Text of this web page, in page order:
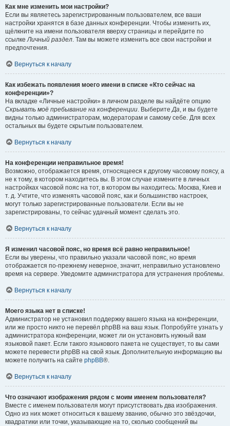
Как мне изменить мои настройки?
Если вы являетесь зарегистрированным пользователем, все ваши
настройки хранятся в базе данных конференции. Чтобы изменить их,
щёлкните на имени пользователя вверху страницы и перейдите по
ссылкеЛичный раздел. Там вы можете изменить все свои настройки и
предпочтения.
Вернуться к началу
Как избежать появления моего имени в списке «Кто сейчас на
конференции»?
На вкладке «Личные настройки» в личном разделе вы найдёте опцию
Скрывать моё пребывание на конференции. ВыберитеДа, и вы будете
видны только администраторам, модераторам и самому себе. Для всех
остальных вы будете скрытым пользователем.
Вернуться к началу
На конференции неправильное время!
Возможно, отображается время, относящееся к другому часовому поясу, а
не к тому, в котором находитесь вы. В этом случае измените в личных
настройках часовой пояс на тот, в котором вы находитесь: Москва, Киев и
т. д. Учтите, что изменять часовой пояс, как и большинство настроек,
могут только зарегистрированные пользователи. Если вы не
зарегистрированы, то сейчас удачный момент сделать это.
Вернуться к началу
Я изменил часовой пояс, но время всё равно неправильное!
Если вы уверены, что правильно указали часовой пояс, но время
отображается по-прежнему неверное, значит, неправильно установлено
время на сервере. Уведомите администратора для устранения проблемы.
Вернуться к началу
Моего языка нет в списке!
Администратор не установил поддержку вашего языка на конференции,
или же просто никто не перевёл phpBB на ваш язык. Попробуйте узнать у
администратора конференции, может ли он установить нужный вам
языковой пакет. Если такого языкового пакета не существует, то вы сами
можете перевести phpBB на свой язык. Дополнительную информацию вы
можете получить на сайте phpBB®.
Вернуться к началу
Что означают изображения рядом с моим именем пользователя?
Вместе с именем пользователя могут присутствовать два изображения.
Одно из них может относиться к вашему званию, обычно это звёздочки,
квадратики или точки, указывающие на то, сколько сообщений вы